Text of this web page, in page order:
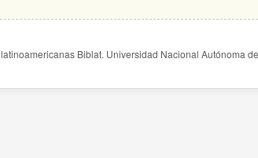
Biblat. Universidad Nacional Autónoma